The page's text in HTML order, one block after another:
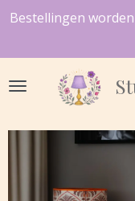
Ga
de
hoofdinhoud
Bestellingen